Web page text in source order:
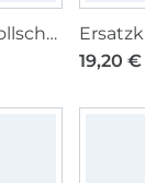
Ersatzklingen für Rollschneider, Ø 28 mm
19,20